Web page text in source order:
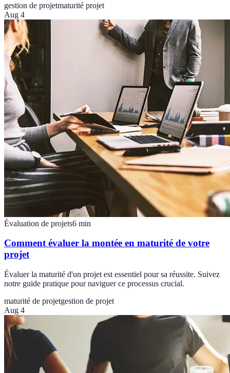
gestion de projetmaturité projet
Aug 4
Évaluation de projets6 min
Comment évaluer la montée en maturité de votre
projet
Évaluer la maturité d'un projet est essentiel pour sa réussite. Suivez
notre guide pratique pour naviguer ce processus crucial.
maturité de projetgestion de projet
Aug 4